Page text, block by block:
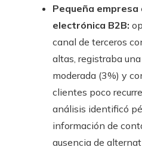
Pequeña empresa
electrónica B2B:
canal de terceros
altas, registraba
moderada (3%) y
clientes poco
análisis identificó
información de
ausencia de